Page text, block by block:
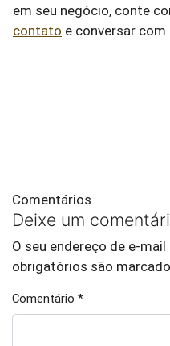
em seu negócio, conte
contato e conversar
Comentários
Deixe um
O seu endereço de e-
obrigatórios são
Comentário *